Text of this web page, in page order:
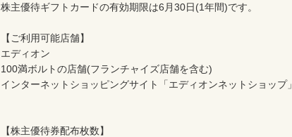
株主優待ギフトカードの有効期限は6月30日(1年間)です。
【ご利用可能店舗】
エディオン
100満ボルトの店舗(フランチャイズ店舗を含む)
インターネットショッピングサイト「エディオンネットショップ」
【株主優待券配布枚数】